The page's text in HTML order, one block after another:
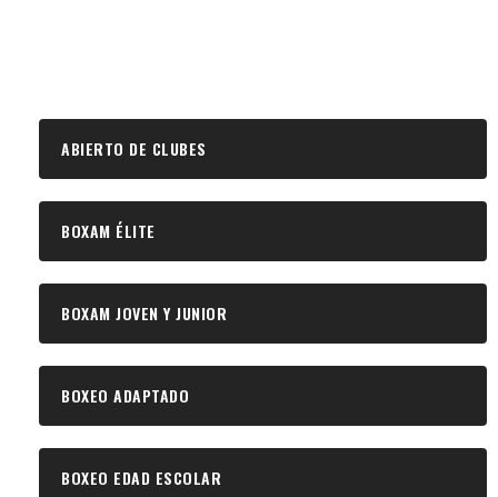
ABIERTO DE CLUBES
BOXAM ÉLITE
BOXAM JOVEN Y JUNIOR
BOXEO ADAPTADO
BOXEO EDAD ESCOLAR